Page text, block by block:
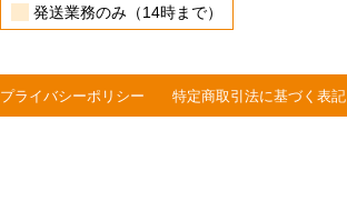
発送業務のみ（14時まで）
プライバシーポリシー 特定商取引法に基づく表記